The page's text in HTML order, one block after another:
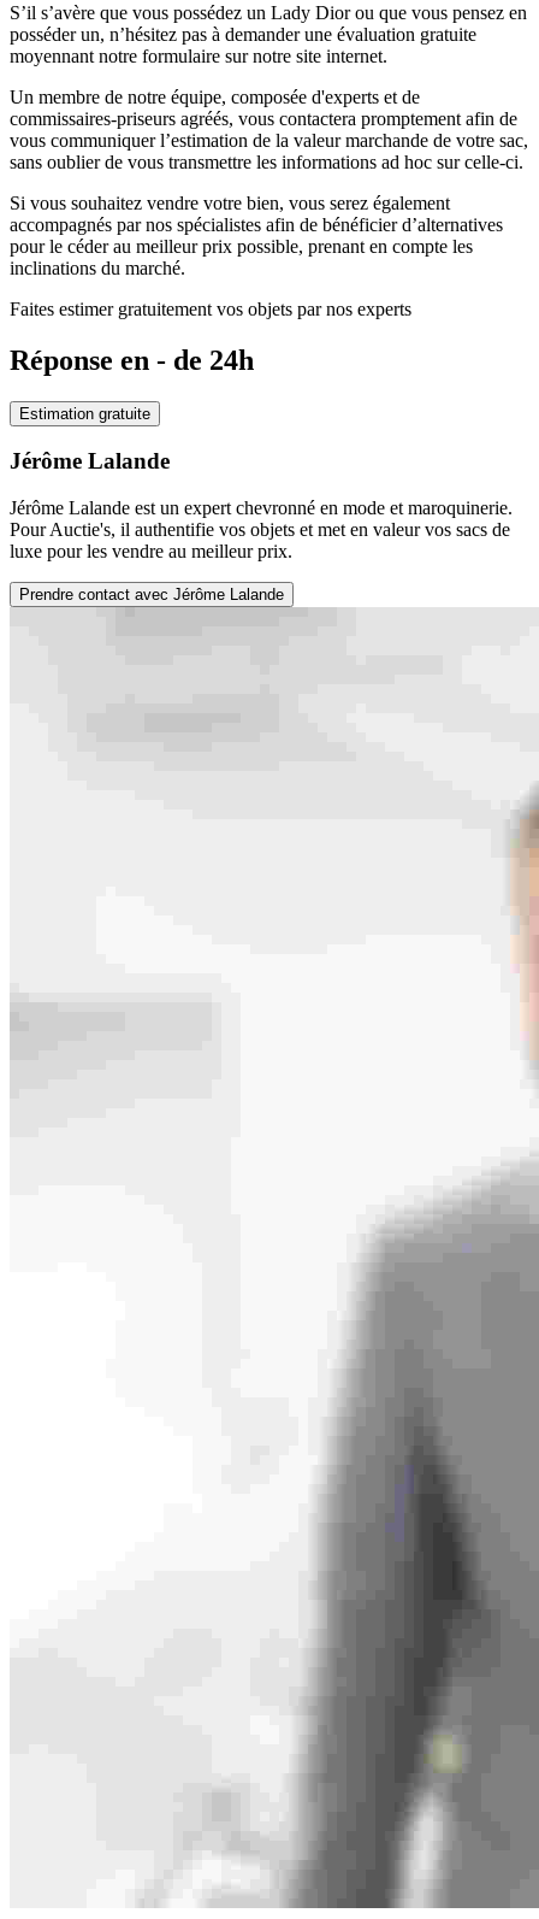
S’il s’avère que vous possédez un Lady Dior ou que vous pensez en
posséder un, n’hésitez pas à demander une évaluation gratuite
moyennant notre formulaire sur notre site internet.
Un membre de notre équipe, composée d'experts et de
commissaires-priseurs agréés, vous contactera promptement afin de
vous communiquer l’estimation de la valeur marchande de votre sac,
sans oublier de vous transmettre les informations ad hoc sur celle-ci.
Si vous souhaitez vendre votre bien, vous serez également
accompagnés par nos spécialistes afin de bénéficier d’alternatives
pour le céder au meilleur prix possible, prenant en compte les
inclinations du marché.
Faites estimer gratuitement vos objets par nos experts
Réponse en - de 24h
Estimation gratuite
Jérôme Lalande
Jérôme Lalande est un expert chevronné en mode et maroquinerie.
Pour Auctie's, il authentifie vos objets et met en valeur vos sacs de
luxe pour les vendre au meilleur prix.
Prendre contact avec Jérôme Lalande